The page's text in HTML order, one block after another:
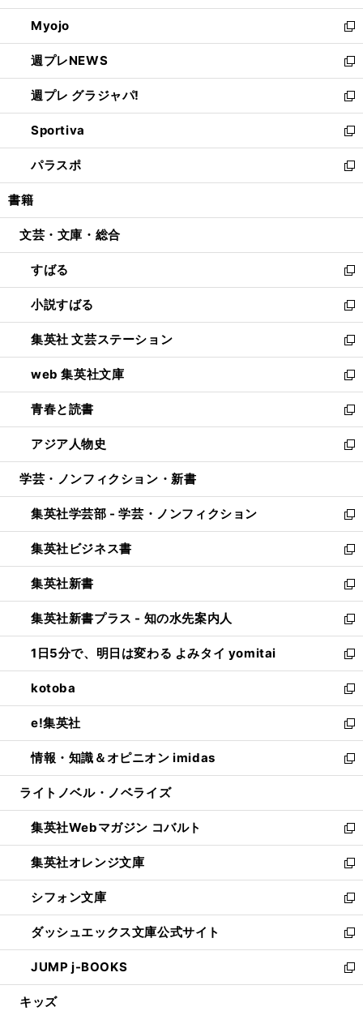
開
く
ウ
で
開
く
ン
ド
ウ
で
開
く
ウ
ィ
ン
ド
ウ
で
開
く
Myojo
新
し
い
ウ
ィ
ン
ド
ウ
で
開
週プレNEWS
新
し
い
ウ
ィ
ン
ド
ウ
開
週プレ グラジャパ!
新
し
い
ウ
ィ
ン
ウ
開
く
Sportiva
新
し
い
ウ
ン
ウ
で
開
く
パラスポ
新
し
ウ
ン
ド
ウ
で
開
く
書籍
文芸・文庫・総合
すばる
新
し
い
ウ
ィ
ン
ド
ウ
で
開
く
小説すばる
新
し
い
ウ
ィ
ン
ド
ウ
で
開
集英社 文芸ステーション
新
し
い
ウ
ィ
ン
ド
ウ
開
く
web 集英社文庫
新
し
い
ウ
ィ
ン
ウ
で
開
く
青春と読書
新
し
い
ウ
ン
ド
ウ
で
開
く
アジア人物史
新
し
ウ
ィ
ン
ド
ウ
で
開
く
学芸・ノンフィクション・新書
集英社学芸部 - 学芸・ノンフィクション
新
し
い
ウ
ィ
ン
ド
ウ
で
開
く
集英社ビジネス書
新
し
い
ウ
ィ
ン
ド
ウ
で
開
く
集英社新書
新
し
い
ウ
ィ
ン
ド
ウ
で
開
く
集英社新書プラス - 知の水先案内人
新
し
い
ウ
ィ
ン
ド
ウ
で
開
1日5分で、明日は変わる よみタイ yomitai
新
し
い
ウ
ィ
ン
ド
ウ
開
く
kotoba
新
し
い
ウ
ィ
ン
ウ
で
開
く
e!集英社
新
し
い
ウ
ン
ド
ウ
で
開
く
情報・知識＆オピニオン imidas
新
し
ウ
ィ
ン
ド
ウ
で
開
く
ライトノベル・ノベライズ
集英社Webマガジン コバルト
新
し
い
ウ
ィ
ン
ド
ウ
で
開
集英社オレンジ文庫
新
し
い
ウ
ィ
ン
ド
ウ
シフォン文庫
新
し
い
ウ
ィ
ン
ダッシュエックス文庫公式サイト
新
し
い
ウ
JUMP j-BOOKS
新
し
キッズ